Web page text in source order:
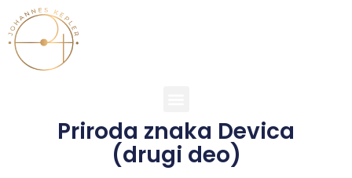
Priroda znaka Devica
(drugi deo)